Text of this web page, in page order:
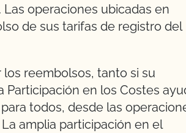
operaciones ubicadas en
de sus tarifas de registro del
reembolsos, tanto si su
en los Costes
todos, desde las
amplia participación en el